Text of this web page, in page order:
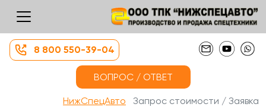
8 800 550-39-04
ВОПРОС / ОТВЕТ
НижСпецАвто Запрос стоимости / Заявка